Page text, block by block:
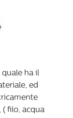
quale ha il
ed
( filo, acqua